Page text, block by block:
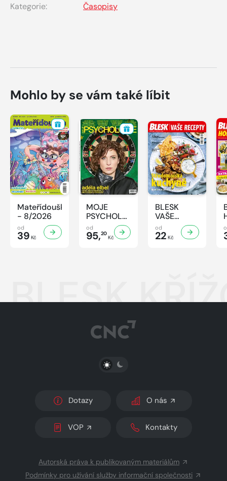
Kategorie:
Časopisy
Mohlo by se vám také líbit
Mateřídouška
- 8/2026
od
39 Kč
MOJE
PSYCHOLOGIE
- 8/2026
od
95,20
Kč
BLESK
VAŠE
RECEPTY -
8/2026
od
22 Kč
BLESK
PŘEPNOUT SVĚTLÝ/TMAVÝ REŽIM
Dotazy O nás
VOP Kontakty
Autorská práva k publikovaným materiálům
Podmínky pro užívání služby informační společnosti